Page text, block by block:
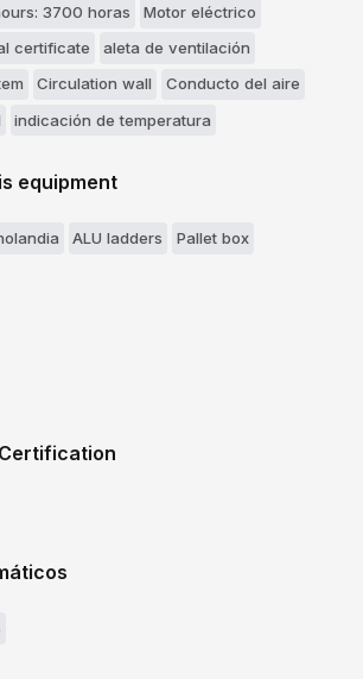
3700 horas
Motor eléctrico
certificate
aleta de ventilación
Circulation wall
Conducto del aire
indicación de temperatura
equipment
ALU ladders
Pallet box